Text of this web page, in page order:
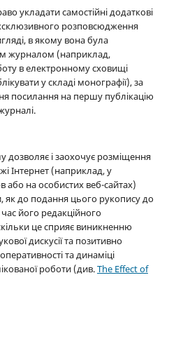
укладати самостійні додаткові
розповсюдження
в якому вона була
журналом (наприклад,
в електронному сховищі
у складі монографії), за
посилання на першу публікацію
дозволяє і заохочує розміщення
Інтернет (наприклад, у
або на особистих веб-сайтах)
як до подання цього рукопису до
час його редакційного
це сприяє виникненню
дискусії та позитивно
та динаміці
роботи (див.The Effect of